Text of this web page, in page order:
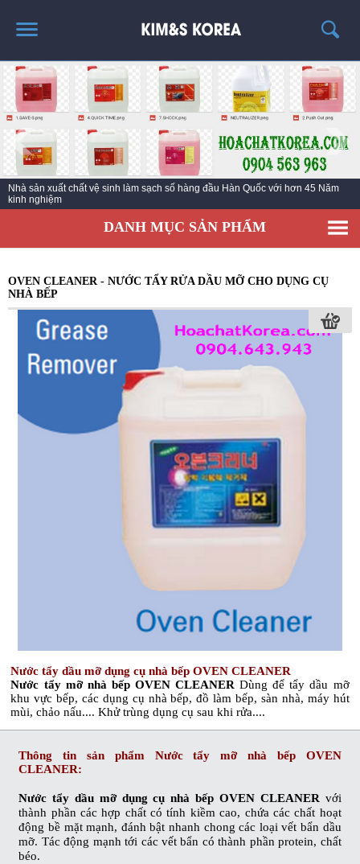
TRANG CHỦ
THÔNG TIN SẢN PHẨM
TIN TỨC
LIÊN HỆ
EC KY NƯỚC TẨY RỬA CÔNG NGHIỆP ECO ONE
Nhà sản xuất chất vệ sinh làm sạch số hàng đầu Hàn Quốc với hơn 45 Năm
kinh nghiệm
DANH MỤC SẢN PHẨM
OVEN CLEANER - NƯỚC TẨY RỬA DẦU MỠ CHO DỤNG CỤ
NHÀ BẾP
Nước tẩy dầu mỡ dụng cụ nhà bếp OVEN CLEANER
Nước tẩy mỡ nhà bếp OVEN CLEANER Dùng để tẩy dầu mỡ
khu vực bếp, các dụng cụ nhà bếp, đồ làm bếp, sàn nhà, máy hút
mùi, chảo nấu.... Khử trùng dụng cụ sau khi rửa....
Thông tin sản phẩm Nước tẩy mỡ nhà bếp OVEN
CLEANER:
Nước tẩy dầu mỡ dụng cụ nhà bếp OVEN CLEANERvới
thành phần các hợp chất có tính kiềm cao, chứa các chất hoạt
động bề mặt mạnh, đánh bật nhanh chong các loại vết bẩn dầu
mỡ. Tác động mạnh tới các vết bẩn có thành phần protein, chất
béo.